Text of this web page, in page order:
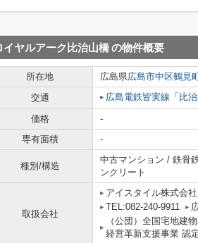
イヤルアーク比治山橋の物件概要
所在地 広島県広島市中区鶴見
交通
広島電鉄皆実線 「 比
価格 -
専有面積
-
種別/構造
中古マンション / 鉄骨
ンクリート
取扱会社
アイスタイル株式会社
TEL:082-240-9911
（公団）全国宅地建
経営革新支援事業 認